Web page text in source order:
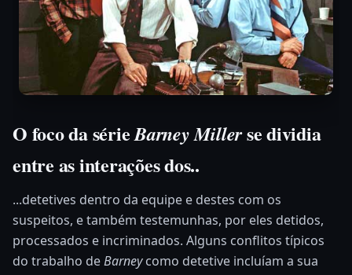
O foco da sérieBarney Millerse dividia
entre as interações dos..
...detetives dentro da equipe e destes com os
suspeitos, e também testemunhas, por eles detidos,
processados e incriminados. Alguns conflitos típicos
do trabalho deBarneycomo detetive incluíam a sua